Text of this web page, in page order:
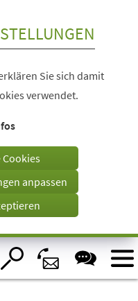
Sie sich damit
verwendet.
anpassen